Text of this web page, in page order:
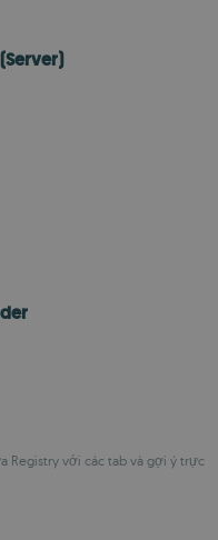
Registry với các tab và gợi ý trực